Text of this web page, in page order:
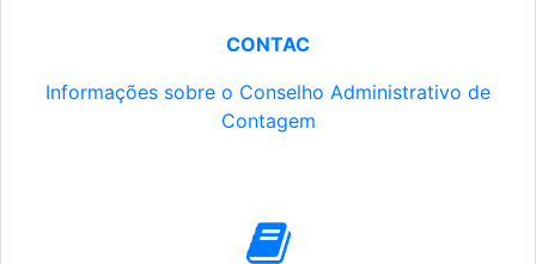
CONTAC
Informações sobre o Conselho Administrativo de
Contagem